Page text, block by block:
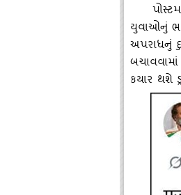
યુવાઓનું
અપરાધનું
કયાર થશે